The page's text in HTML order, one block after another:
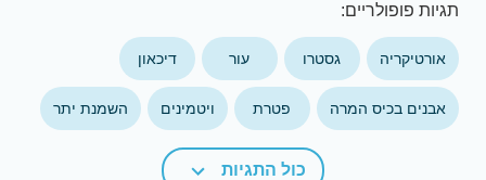
תגיות פופולריים:
אורטיקריה גסטרו עור דיכאון
אבנים בכיס המרה פטרת ויטמינים השמנת יתר
כול התגיות